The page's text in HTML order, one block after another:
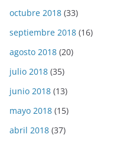
octubre 2018 (33)
septiembre 2018 (16)
agosto 2018 (20)
julio 2018 (35)
junio 2018 (13)
mayo 2018 (15)
abril 2018 (37)